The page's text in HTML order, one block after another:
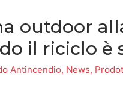
outdoor
il riciclo è
Antincendio, News,